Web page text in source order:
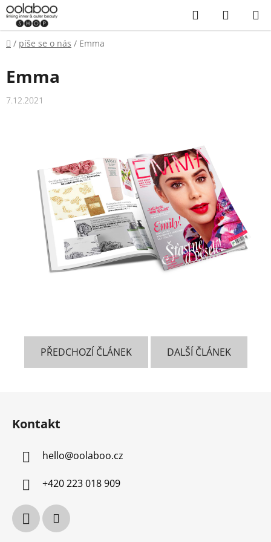
Přejít
na
obsah
Hledat
KOŠÍK
Domů
/ píše se o nás / Emma
Emma
7.12.2021
PŘEDCHOZÍ ČLÁNEK DALŠÍ ČLÁNEK
Kontakt
hello@oolaboo.cz
+420 223 018 909